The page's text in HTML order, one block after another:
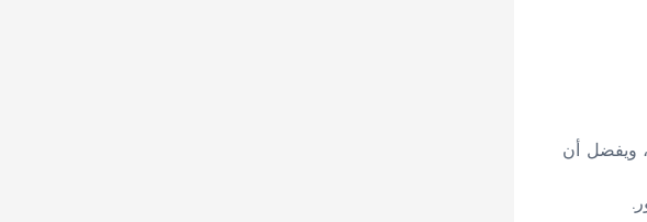
ويفضل أن